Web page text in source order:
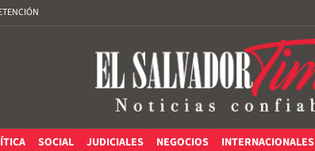
SOCIAL JUDICIALES NEGOCIOS INTERNACIONALES